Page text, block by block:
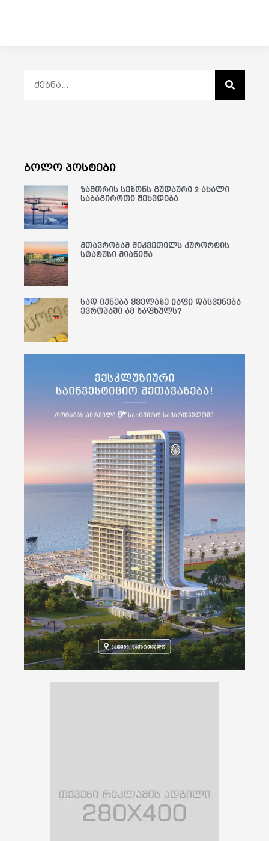
ბოლო პოსტები
ზამთრის სეზონს გუდაური 2 ახალი
საბაგიროთი შეხვდება
მთავრობამ შეკვეთილს კურორტის
სტატუსი მიანიჭა
სად იქნება ყველაზე იაფი დასვენება
ევროპაში ამ ზაფხულს?